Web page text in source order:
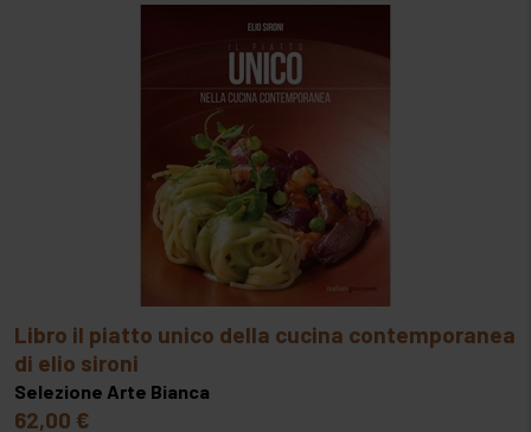
libro il piatto unico della cucina contemporanea
di elio sironi
Selezione Arte Bianca
62,00 €